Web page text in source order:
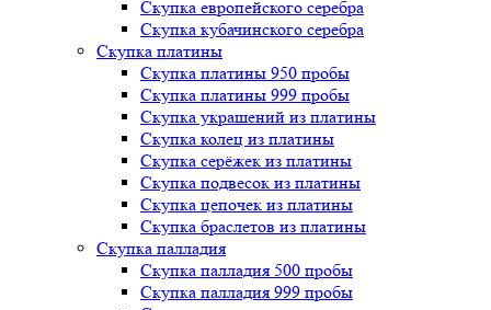
Скупка европейского серебра
Скупка кубачинского серебра
Скупка платины
Скупка платины 950 пробы
Скупка платины 999 пробы
Скупка украшений из платины
Скупка колец из платины
Скупка серёжек из платины
Скупка подвесок из платины
Скупка цепочек из платины
Скупка браслетов из платины
Скупка палладия
Скупка палладия 500 пробы
Скупка палладия 999 пробы